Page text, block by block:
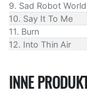
9. Sad Robot World
10. Say It To Me
11. Burn
12. Into Thin Air
INNE